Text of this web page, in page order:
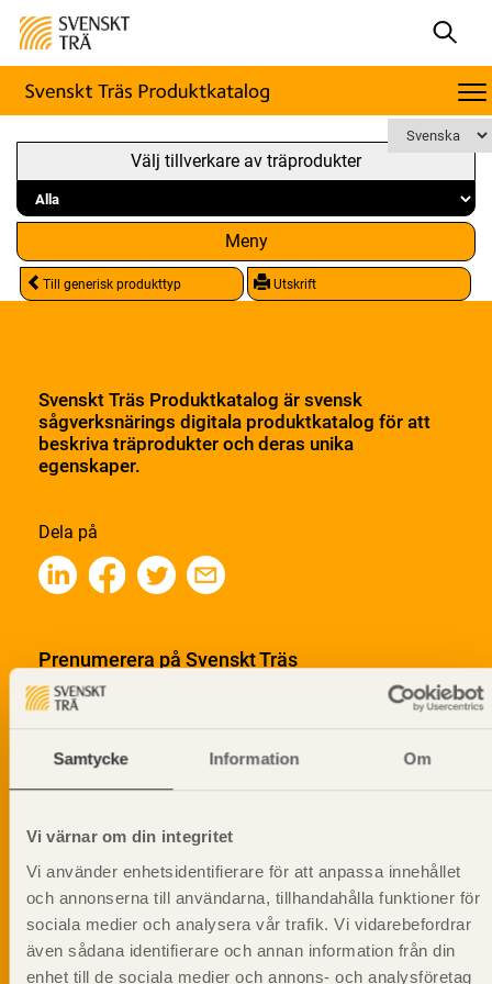
Samtycke Information Om
Vi värnar om din integritet
Vi använder enhetsidentifierare för att anpassa innehållet
och annonserna till användarna, tillhandahålla funktioner för
sociala medier och analysera vår trafik. Vi vidarebefordrar
även sådana identifierare och annan information från din
enhet till de sociala medier och annons- och analysföretag
Välj tillverkare av träprodukter
Meny
Till generisk produkttyp Utskrift
Svenskt Träs Produktkatalog är svensk
sågverksnärings digitala produktkatalog för att
beskriva träprodukter och deras unika
egenskaper.
Dela på
Prenumerera på Svenskt Träs
informationsutskick!